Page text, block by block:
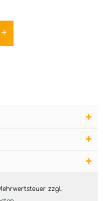
zzgl.